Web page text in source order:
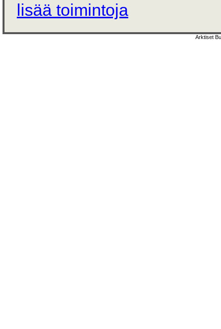
lisää toimintoja
Arktiset